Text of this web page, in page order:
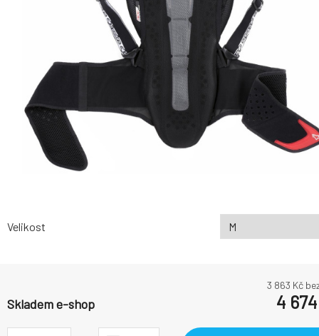
Velikost
3 863 Kč
Skladem e-shop 4 674